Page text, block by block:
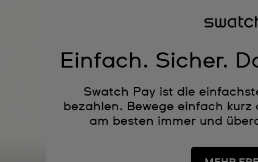
Einfach. Sicher.
Swatch Pay ist die
bezahlen. Bewege einfach
am besten immer und